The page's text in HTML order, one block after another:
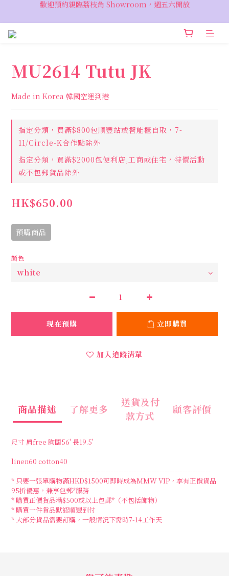
VIP 輸入優惠代碼『VIPSALE』可享折上折優惠，低至78折
VIP 輸入優惠代碼『VIPSALE』可享折上折優惠，低至78折
MU2614 Tutu JK
Made in Korea 韓國空運到港
指定分類，買滿$800包順豐站或智能櫃自取，7-
11/Circle-K合作點除外
指定分類，買滿$2000包便利店,工商或住宅，特價活動
或不包郵貨品除外
HK$650.00
預購商品
顏色
現在預購 立即購買
加入追蹤清單
商品描述 了解更多
送貨及付
款方式
顧客評價
尺寸 肩free 胸闊56' 長19.5'
linen60 cotton40
------------------------------------------------------------------------------
* 只要一張單購物滿HKD$1500可即時成為MMW VIP，享有正價貨品
95折優惠，兼享包郵*服務
* 購買正價貨品滿$500或以上包郵*（不包括飾物）
* 購買一件貨品默認順豐到付
* 大部分貨品需要訂購，一般情況下需時7-14工作天